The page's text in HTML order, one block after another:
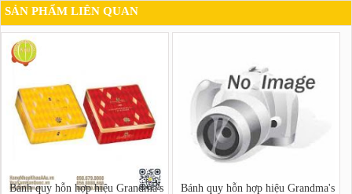
SẢN PHẨM LIÊN QUAN
Bánh quy hỗn hợp hiệu Grandma's
Bánh quy hỗn hợp hiệu Grandma's